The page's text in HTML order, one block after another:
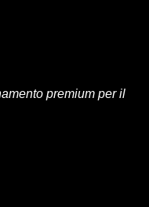
premium per il